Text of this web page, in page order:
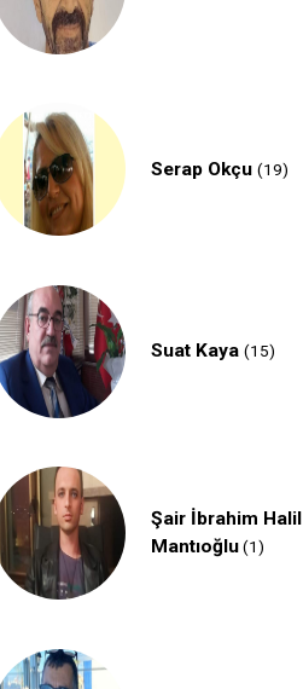
Serap Okçu (19)
Suat Kaya (15)
Şair İbrahim Halil
Mantıoğlu(1)